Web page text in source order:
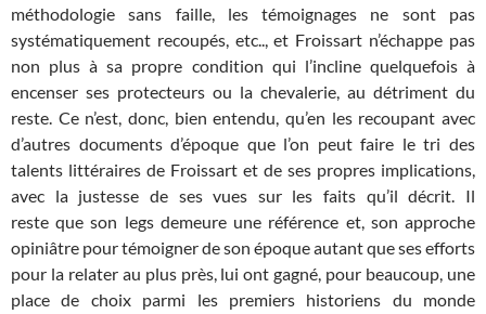
méthodologie sans faille, les témoignages ne sont pas
systématiquement recoupés, etc.., et Froissart n’échappe pas
non plus à sa propre condition qui l’incline quelquefois à
encenser ses protecteurs ou la chevalerie, au détriment du
reste. Ce n’est, donc, bien entendu, qu’en les recoupant avec
d’autres documents d’époque que l’on peut faire le tri des
talents littéraires de Froissart et de ses propres implications,
avec la justesse de ses vues sur les faits qu’il décrit. Il
reste que son legs demeure une référence et, son approche
opiniâtre pour témoigner de son époque autant que ses efforts
pour la relater au plus près, lui ont gagné, pour beaucoup, une
place de choix parmi les premiers historiens du monde